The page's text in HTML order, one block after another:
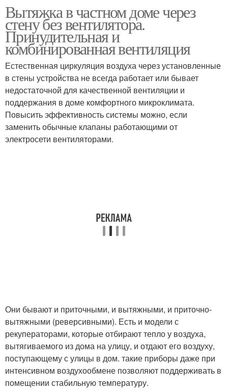
Вытяжка в частном доме через
стену без вентилятора.
Принудительная и
комбинированная вентиляция
Естественная циркуляция воздуха через установленные
в стены устройства не всегда работает или бывает
недостаточной для качественной вентиляции и
поддержания в доме комфортного микроклимата.
Повысить эффективность системы можно, если
заменить обычные клапаны работающими от
электросети вентиляторами.
Они бывают и приточными, и вытяжными, и приточно-
вытяжными (реверсивными). Есть и модели с
рекуператорами, которые отбирают тепло у воздуха,
вытягиваемого из дома на улицу, и отдают его воздуху,
поступающему с улицы в дом. такие приборы даже при
интенсивном воздухообмене позволяют поддерживать в
помещении стабильную температуру.